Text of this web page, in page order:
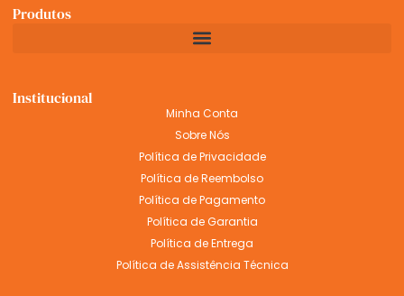
Produtos
Institucional
Minha Conta
Sobre Nós
Política de Privacidade
Política de Reembolso
Política de Pagamento
Política de Garantia
Política de Entrega
Política de Assistência Técnica